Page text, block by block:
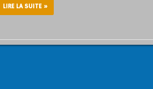
LIRE LA SUITE »